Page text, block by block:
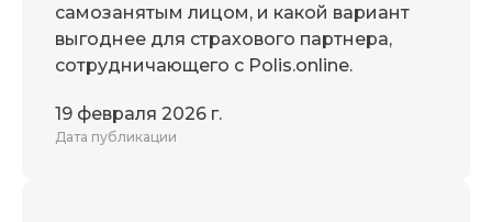
самозанятым лицом, и какой вариант
выгоднее для страхового партнера,
сотрудничающего с Polis.online.
19 февраля 2026 г.
Дата публикации